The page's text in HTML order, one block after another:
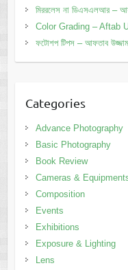
মিররলেস না ডিএসএলআর –
Color Grading – Aftab
ফটোশপ টিপস – আফতাব
Categories
Advance Photography
Basic Photography
Book Review
Cameras &
Composition
Events
Exhibitions
Exposure & Lighting
Lens